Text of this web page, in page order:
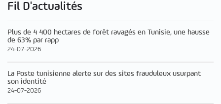
Fil D'actualités
Plus de 4 400 hectares de forêt ravagés en Tunisie, une hausse
de 63% par rapp
24-07-2026
La Poste tunisienne alerte sur des sites frauduleux usurpant
son identité
24-07-2026